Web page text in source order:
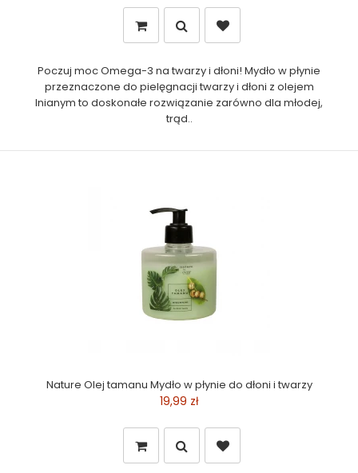
Poczuj moc Omega-3 na twarzy i dłoni! Mydło w płynie
przeznaczone do pielęgnacji twarzy i dłoni z olejem
lnianym to doskonałe rozwiązanie zarówno dla młodej,
trąd..
Nature Olej tamanu Mydło w płynie do dłoni i twarzy
19,99 zł